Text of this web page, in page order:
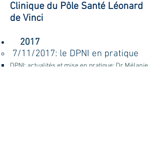
Clinique du Pôle Santé Léonard
de Vinci
2017
7/11/2017: le DPNI en pratique
DPNI: actualités et mise en pratique: Dr Mélanie